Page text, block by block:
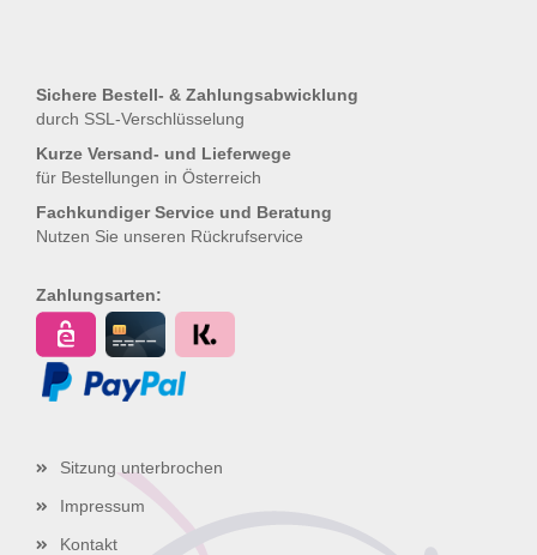
Sichere Bestell- & Zahlungsabwicklung
durch SSL-Verschlüsselung
Kurze Versand- und Lieferwege
für Bestellungen in Österreich
Fachkundiger Service und Beratung
Nutzen Sie unseren Rückrufservice
Zahlungsarten:
Sitzung unterbrochen
Impressum
Kontakt